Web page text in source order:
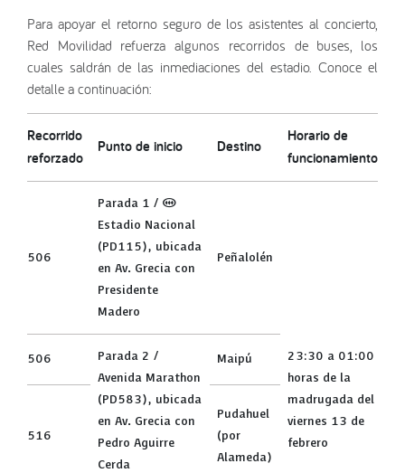
Para apoyar el retorno seguro de los asistentes al concierto,
Red Movilidad refuerza algunos recorridos de buses, los
cuales saldrán de las inmediaciones del estadio. Conoce el
detalle a continuación:
Recorrido
reforzado
Punto de inicio Destino
Horario de
funcionamiento
506
Parada 1 / (M)
Estadio Nacional
(PD115), ubicada
en Av. Grecia con
Presidente
Madero
Peñalolén
23:30 a 01:00
horas de la
madrugada del
viernes 13 de
febrero
506
Parada 2 /
Avenida Marathon
(PD583), ubicada
en Av. Grecia con
Pedro Aguirre
Cerda
Maipú
516
Pudahuel
(por
Alameda)